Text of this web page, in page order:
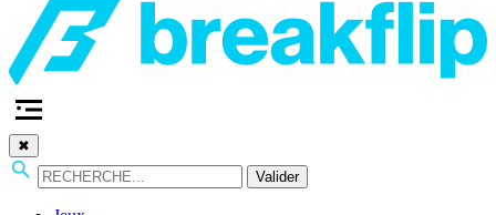
✖
Valider